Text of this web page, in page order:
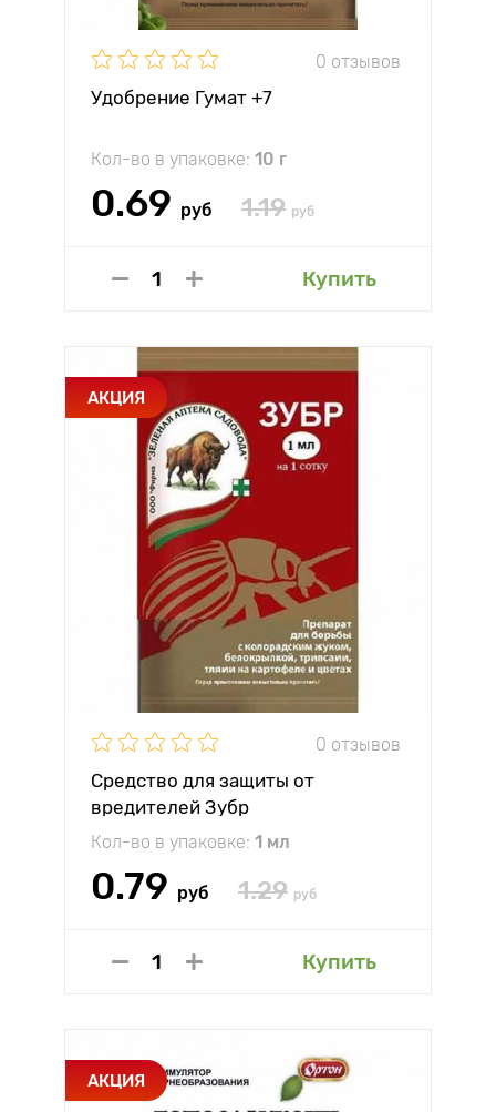
0 отзывов
Удобрение Гумат +7
Кол-во в упаковке: 10 г
0.69 руб 1.19 руб
Купить
АКЦИЯ
0 отзывов
Средство для защиты от
вредителей Зубр
Кол-во в упаковке: 1 мл
0.79 руб 1.29 руб
Купить
АКЦИЯ